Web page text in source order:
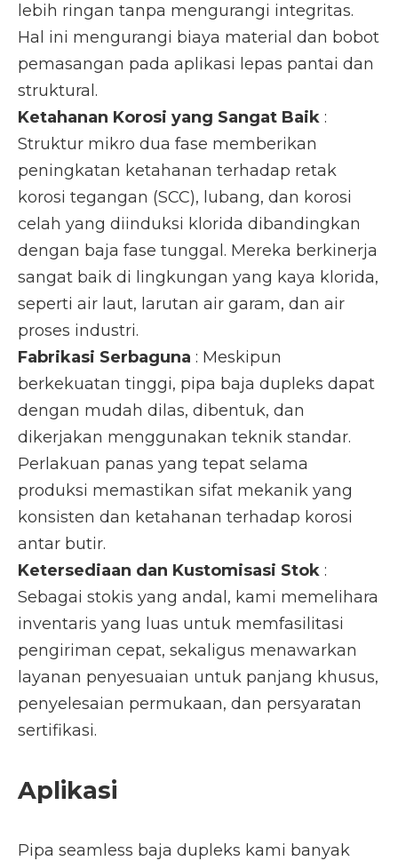
lebih ringan tanpa mengurangi integritas.
Hal ini mengurangi biaya material dan bobot
pemasangan pada aplikasi lepas pantai dan
struktural.
Ketahanan Korosi yang Sangat Baik :
Struktur mikro dua fase memberikan
peningkatan ketahanan terhadap retak
korosi tegangan (SCC), lubang, dan korosi
celah yang diinduksi klorida dibandingkan
dengan baja fase tunggal. Mereka berkinerja
sangat baik di lingkungan yang kaya klorida,
seperti air laut, larutan air garam, dan air
proses industri.
Fabrikasi Serbaguna : Meskipun
berkekuatan tinggi, pipa baja dupleks dapat
dengan mudah dilas, dibentuk, dan
dikerjakan menggunakan teknik standar.
Perlakuan panas yang tepat selama
produksi memastikan sifat mekanik yang
konsisten dan ketahanan terhadap korosi
antar butir.
Ketersediaan dan Kustomisasi Stok :
Sebagai stokis yang andal, kami memelihara
inventaris yang luas untuk memfasilitasi
pengiriman cepat, sekaligus menawarkan
layanan penyesuaian untuk panjang khusus,
penyelesaian permukaan, dan persyaratan
sertifikasi.
Aplikasi
Pipa seamless baja dupleks kami banyak